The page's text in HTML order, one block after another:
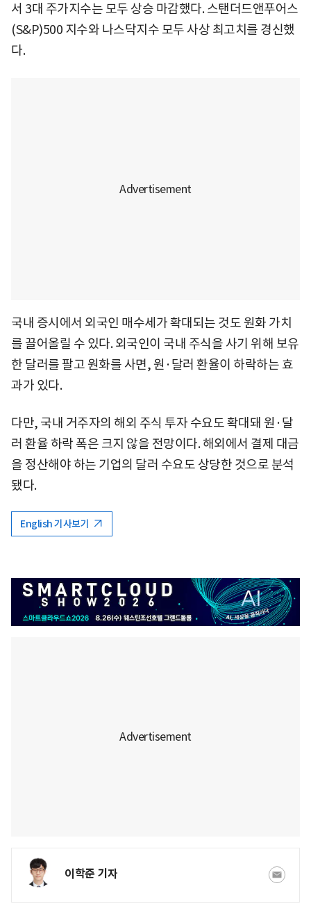
서 3대 주가지수는 모두 상승 마감했다. 스탠더드앤푸어스
(S&P)500 지수와 나스닥지수 모두 사상 최고치를 경신했
다.
국내 증시에서 외국인 매수세가 확대되는 것도 원화 가치
를 끌어올릴 수 있다. 외국인이 국내 주식을 사기 위해 보유
한 달러를 팔고 원화를 사면, 원·달러 환율이 하락하는 효
과가 있다.
다만, 국내 거주자의 해외 주식 투자 수요도 확대돼 원·달
러 환율 하락 폭은 크지 않을 전망이다. 해외에서 결제 대금
을 정산해야 하는 기업의 달러 수요도 상당한 것으로 분석
됐다.
English 기사보기
이학준 기자